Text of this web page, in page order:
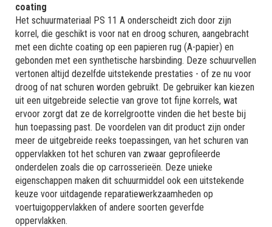
coating
Het schuurmateriaal PS 11 A onderscheidt zich door zijn
korrel, die geschikt is voor nat en droog schuren, aangebracht
met een dichte coating op een papieren rug (A-papier) en
gebonden met een synthetische harsbinding. Deze schuurvellen
vertonen altijd dezelfde uitstekende prestaties - of ze nu voor
droog of nat schuren worden gebruikt. De gebruiker kan kiezen
uit een uitgebreide selectie van grove tot fijne korrels, wat
ervoor zorgt dat ze de korrelgrootte vinden die het beste bij
hun toepassing past. De voordelen van dit product zijn onder
meer de uitgebreide reeks toepassingen, van het schuren van
oppervlakken tot het schuren van zwaar geprofileerde
onderdelen zoals die op carrosserieën. Deze unieke
eigenschappen maken dit schuurmiddel ook een uitstekende
keuze voor uitdagende reparatiewerkzaamheden op
voertuigoppervlakken of andere soorten geverfde
oppervlakken.